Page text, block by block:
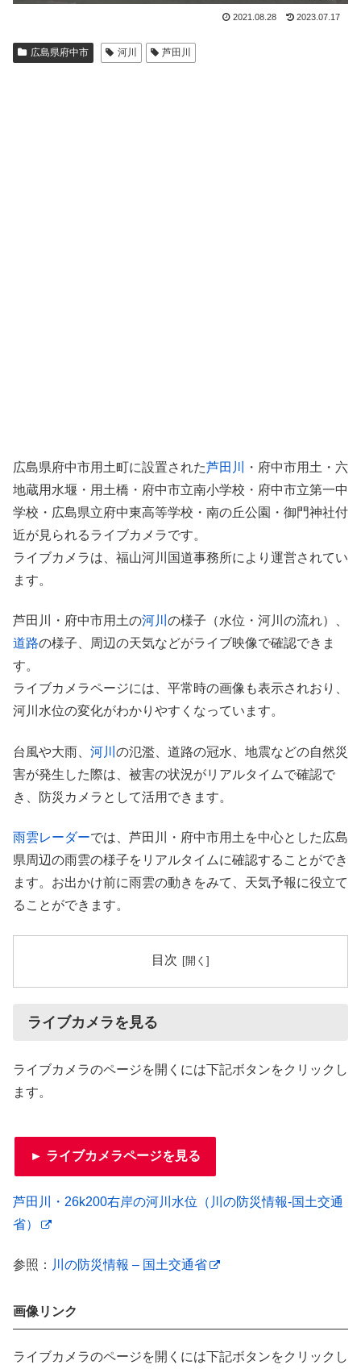
2021.08.28 2023.07.17
広島県府中市 河川 芦田川
広島県府中市用土町に設置された芦田川
・府中市用土・六
地蔵用水堰・用土橋・府中市立南小学校・府中市立第一中
学校・広島県立府中東高等学校・南の丘公園・御門神社付
近が見られるライブカメラです。
ライブカメラは、福山河川国道事務所により運営されてい
ます。
芦田川・府中市用土の河川 の様子（水位・河川の流れ）、
道路の様子、周辺の天気などがライブ映像で確認できま
す。
ライブカメラページには、平常時の画像も表示されおり、
河川水位の変化がわかりやすくなっています。
台風や大雨、 河川 の氾濫、道路の冠水、地震などの自然災
害が発生した際は、被害の状況がリアルタイムで確認で
き、防災カメラとして活用できます。
雨雲レーダーでは、芦田川・府中市用土を中心とした広島
県周辺の雨雲の様子をリアルタイムに確認することができ
ます。お出かけ前に雨雲の動きをみて、天気予報に役立て
ることができます。
目次
ライブカメラを見る
ライブカメラのページを開くには下記ボタンをクリックし
ます。
► ライブカメラページを見る
芦田川・26k200右岸の河川水位（川の防災情報-国土交通
省）
参照： 川の防災情報 – 国土交通省
画像リンク
ライブカメラのページを開くには下記ボタンをクリックし